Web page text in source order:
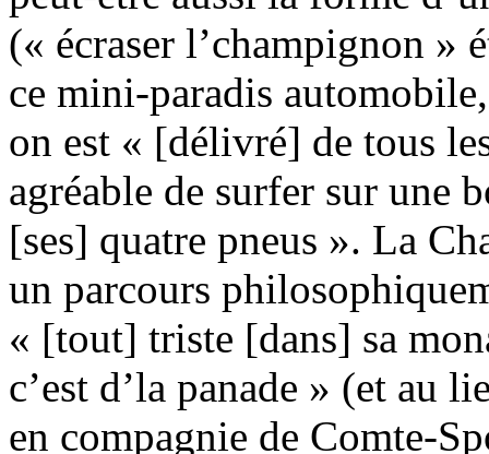
(« écraser l’champignon »
ce mini-paradis
on est « [délivré] de tous
agréable de surfer sur une
[ses] quatre pneus ». La
un parcours
« [tout] triste [dans] sa
c’est d’la panade » (et au
en compagnie de Comte-